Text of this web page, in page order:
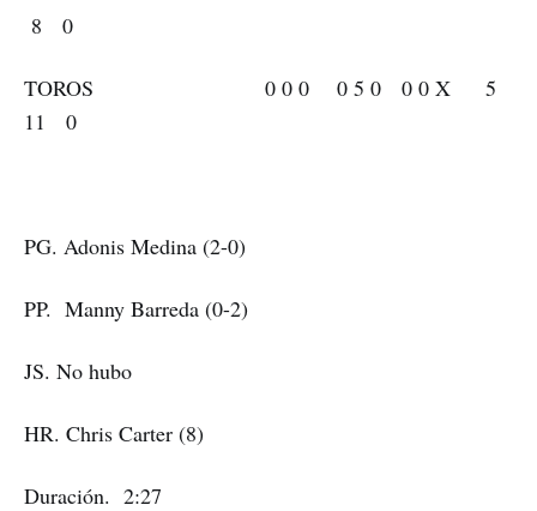
8 0
TOROS 0 0 0 0 5 0 0 0 X 5
11 0
PG. Adonis Medina (2-0)
PP. Manny Barreda (0-2)
JS. No hubo
HR. Chris Carter (8)
Duración. 2:27